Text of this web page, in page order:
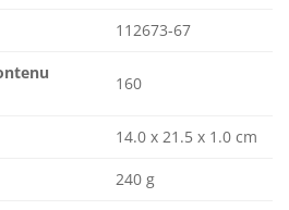
112673-67
160
14.0 x 21.5 x 1.0 cm
240 g